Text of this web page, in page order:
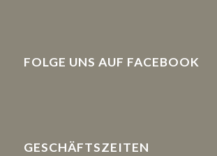
FOLGE UNS AUF FACEBOOK
GESCHÄFTSZEITEN